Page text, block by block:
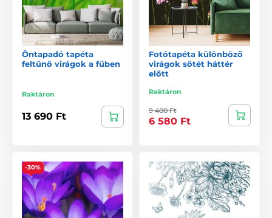
Öntapadó tapéta
feltűnő virágok a fűben
Raktáron
13 690 Ft
Fotótapéta különböző
virágok sötét háttér
előtt
Raktáron
9 400 Ft
6 580 Ft
-30%